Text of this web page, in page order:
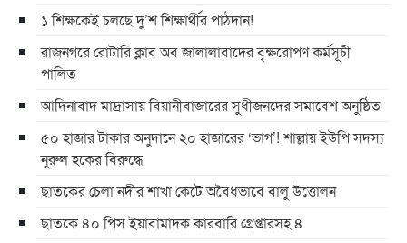
১ শিক্ষকেই চলছে দু’শ শিক্ষার্থীর পাঠদান!
রাজনগরে রোটারি ক্লাব অব জালালাবাদের বৃক্ষরোপণ কর্মসূচী
পালিত
আদিনাবাদ মাদ্রাসায় বিয়ানীবাজারের সুধীজনদের সমাবেশ অনুষ্ঠিত
৫০ হাজার টাকার অনুদানে ২০ হাজারের ‘ভাগ’! শাল্লায় ইউপি সদস্য
নুরুল হকের বিরুদ্ধে
ছাতকের চেলা নদীর শাখা কেটে অবৈধভাবে বালু উত্তোলন
ছাতকে ৪০ পিস ইয়াবামাদক কারবারি গ্রেপ্তারসহ ৪